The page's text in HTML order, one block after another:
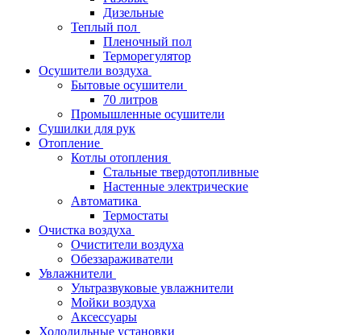
Дизельные
Теплый пол
Пленочный пол
Терморегулятор
Осушители воздуха
Бытовые осушители
70 литров
Промышленные осушители
Сушилки для рук
Отопление
Котлы отопления
Стальные твердотопливные
Настенные электрические
Автоматика
Термостаты
Очистка воздуха
Очистители воздуха
Обеззараживатели
Увлажнители
Ультразвуковые увлажнители
Мойки воздуха
Аксессуары
Холодильные установки